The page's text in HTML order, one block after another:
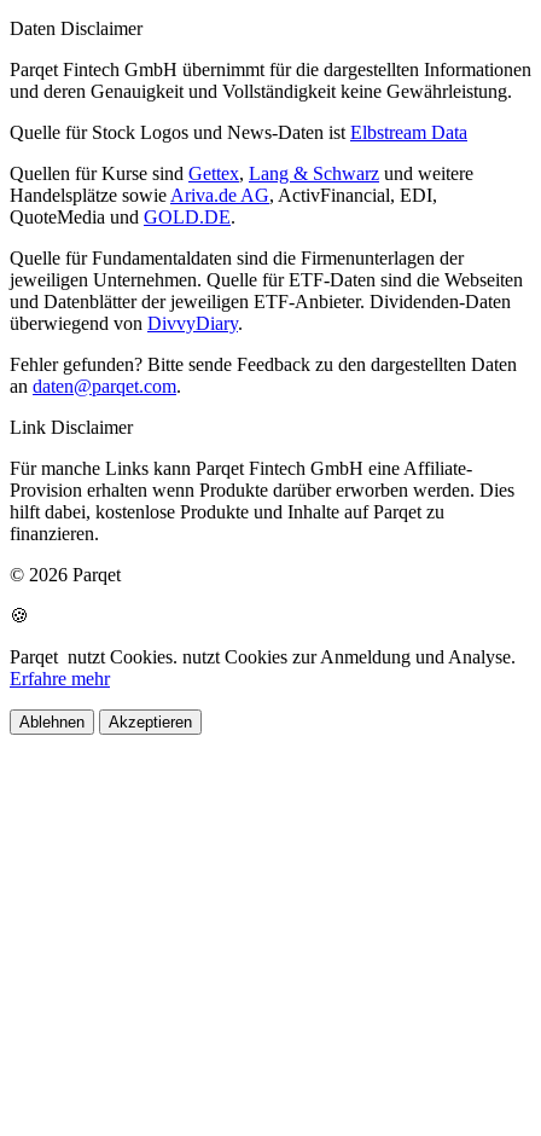
Daten Disclaimer
Parqet Fintech GmbH übernimmt für die dargestellten Informationen
und deren Genauigkeit und Vollständigkeit keine Gewährleistung.
Quelle für Stock Logos und News-Daten ist Elbstream Data
Quellen für Kurse sind Gettex, Lang & Schwarz und weitere
Handelsplätze sowie Ariva.de AG, ActivFinancial, EDI,
QuoteMedia und GOLD.DE.
Quelle für Fundamentaldaten sind die Firmenunterlagen der
jeweiligen Unternehmen. Quelle für ETF-Daten sind die Webseiten
und Datenblätter der jeweiligen ETF-Anbieter. Dividenden-Daten
überwiegend von DivvyDiary.
Fehler gefunden? Bitte sende Feedback zu den dargestellten Daten
an daten@parqet.com.
Link Disclaimer
Für manche Links kann Parqet Fintech GmbH eine Affiliate-
Provision erhalten wenn Produkte darüber erworben werden. Dies
hilft dabei, kostenlose Produkte und Inhalte auf Parqet zu
finanzieren.
© 2026 Parqet
🍪
Parqet nutzt Cookies. nutzt Cookies zur Anmeldung und Analyse.
Erfahre mehr
Ablehnen Akzeptieren